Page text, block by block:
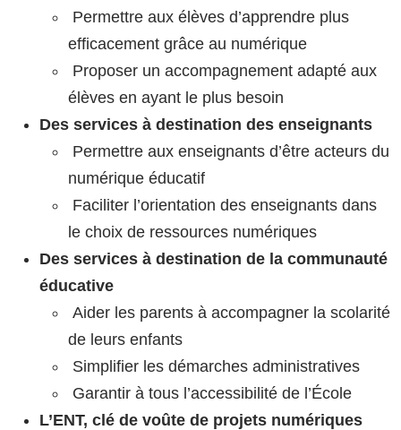
Permettre aux élèves d’apprendre plus
efficacement grâce au numérique
Proposer un accompagnement adapté aux
élèves en ayant le plus besoin
Des services à destination des enseignants
Permettre aux enseignants d’être acteurs du
numérique éducatif
Faciliter l’orientation des enseignants dans
le choix de ressources numériques
Des services à destination de la communauté
éducative
Aider les parents à accompagner la scolarité
de leurs enfants
Simplifier les démarches administratives
Garantir à tous l’accessibilité de l’École
L’ENT, clé de voûte de projets numériques